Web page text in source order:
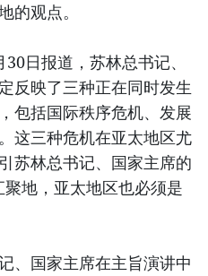
的观点。
日报道，苏林总书记、
反映了三种正在同时发生
包括国际秩序危机、发展
这三种危机在亚太地区尤
苏林总书记、国家主席的
地，亚太地区也必须是
、国家主席在主旨演讲中